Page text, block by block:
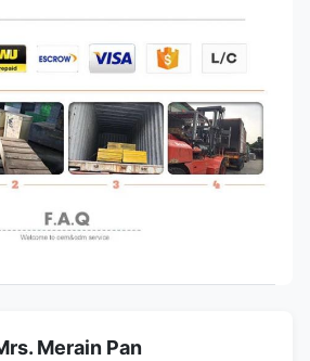
Merain Pan